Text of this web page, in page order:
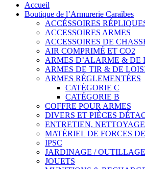
Accueil
Boutique de l’Armurerie Caraïbes
ACCÉSSOIRES
ACCESSOIRES ARMES
ACCESSOIRES DE
AIR COMPRIMÉ ET CO2
ARMES D’ALARME & DE
ARMES DE TIR & DE
ARMES RÉGLEMENTÉES
CATÉGORIE C
CATÉGORIE B
COFFRE POUR ARMES
DIVERS ET PIÈCES
ENTRETIEN,
MATÉRIEL DE FORCES
IPSC
JARDINAGE / OUTILLAGE
JOUETS